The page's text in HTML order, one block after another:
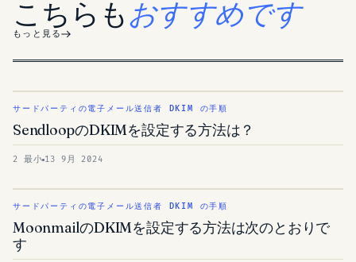
こちらもおすすめです
もっと見る
サードパーティの電子メール送信者 DKIM の手順
SendloopのDKIMを設定する方法は？
2 最小 13 9月 2024
サードパーティの電子メール送信者 DKIM の手順
MoonmailのDKIMを設定する方法は次のとおりで
す